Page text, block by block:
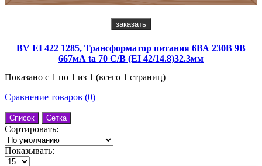
заказать
BV EI 422 1285, Трансформатор питания 6ВА 230В 9В
667мА ta 70 C/B (EI 42/14.8)32.3мм
Показано с 1 по 1 из 1 (всего 1 страниц)
Сравнение товаров (0)
Список Сетка
Сортировать:
Показывать: